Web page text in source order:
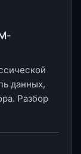
данных,
Разбор